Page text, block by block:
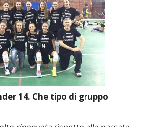
14. Che tipo di gruppo